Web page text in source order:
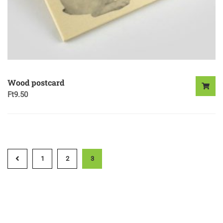
Wood postcard
Ft9.50
1 2 3